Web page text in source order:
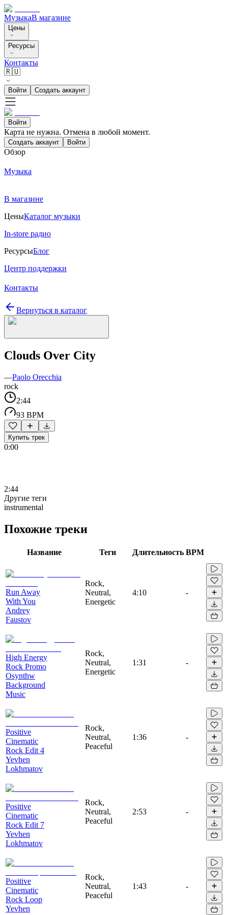
МузыкаВ магазине
Цены
Ресурсы
Контакты
🇷🇺
Войти Создать аккаунт
Войти
Карта не нужна. Отмена в любой момент.
Создать аккаунт Войти
Обзор
Музыка
В магазине
ЦеныКаталог музыки
In-store радио
РесурсыБлог
Центр поддержки
Контакты
Вернуться в каталог
Clouds Over City
—Paolo Orecchia
rock
2:44
93 BPM
Купить трек
0:00
2:44
Другие теги
instrumental
Похожие треки
Название Теги Длительность BPM
Run Away
With You
Andrey
Faustov
Rock,
Neutral,
Energetic
4:10 -
High Energy
Rock Promo
Osynthw
Background
Music
Rock,
Neutral,
Energetic
1:31 -
Positive
Cinematic
Rock Edit 4
Yevhen
Lokhmatov
Rock,
Neutral,
Peaceful
1:36 -
Positive
Cinematic
Rock Edit 7
Yevhen
Lokhmatov
Rock,
Neutral,
Peaceful
2:53 -
Positive
Cinematic
Rock Loop
Yevhen
Rock,
Neutral,
Peaceful
1:43 -